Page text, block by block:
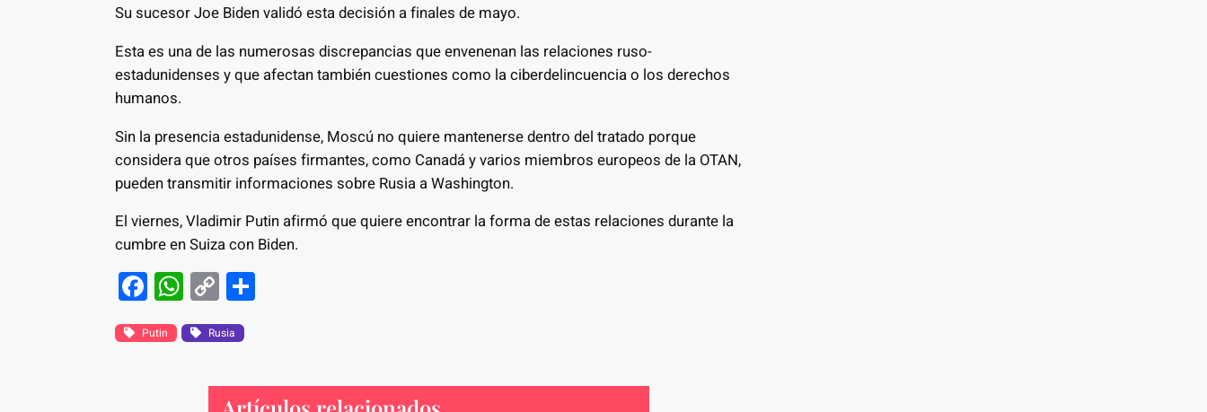
Su sucesor Joe Biden validó esta decisión a finales de mayo.
Esta es una de las numerosas discrepancias que envenenan las relaciones ruso-
estadunidenses y que afectan también cuestiones como la ciberdelincuencia o los derechos
humanos.
Sin la presencia estadunidense, Moscú no quiere mantenerse dentro del tratado porque
considera que otros países firmantes, como Canadá y varios miembros europeos de la OTAN,
pueden transmitir informaciones sobre Rusia a Washington.
El viernes, Vladimir Putin afirmó que quiere encontrar la forma de estas relaciones durante la
cumbre en Suiza con Biden.
F
a
c
W
h
at
C
o
p
Li
Putin Rusia